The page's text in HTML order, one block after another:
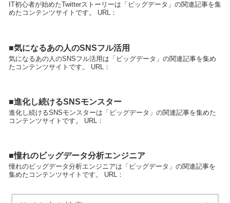
IT初心者が始めたTwitterストーリーは「ビッグデータ」の関連記事を集
めたコンテンツサイトです。 URL：
■気になるあの人のSNSフル活用
気になるあの人のSNSフル活用は「ビッグデータ」の関連記事を集め
たコンテンツサイトです。 URL：
■進化し続けるSNSモンスター
進化し続けるSNSモンスターは「ビッグデータ」の関連記事を集めた
コンテンツサイトです。 URL：
■憧れのビッグデータ分析エンジニア
憧れのビッグデータ分析エンジニアは「ビッグデータ」の関連記事を
集めたコンテンツサイトです。 URL：